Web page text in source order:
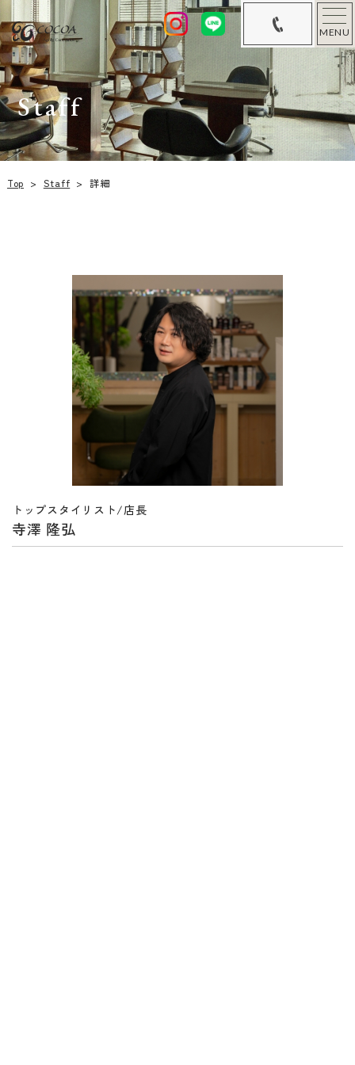
MENU
Staff
Top > Staff > 詳細
トップスタイリスト/店長
寺澤 隆弘